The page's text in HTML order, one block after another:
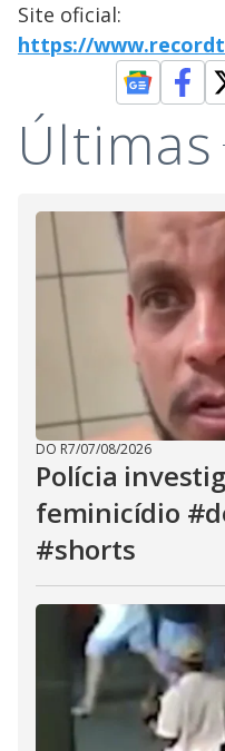
Site oficial:
https://
Últimas
DO R7/07/08/2026
Polícia
feminicídio
#shorts